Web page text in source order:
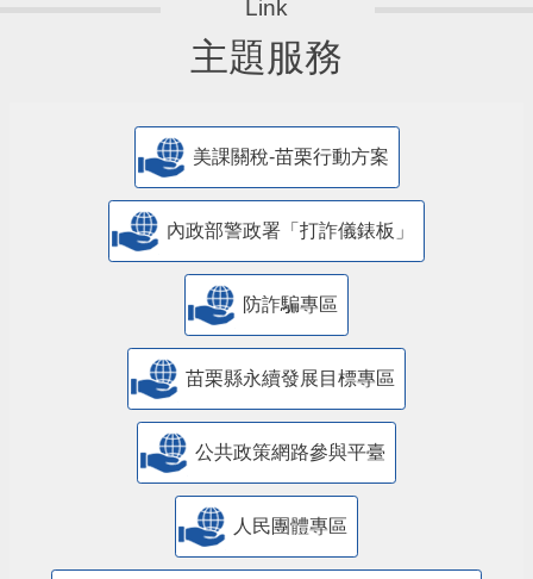
主題服務
美課關稅-苗栗行動方案
內政部警政署「打詐儀錶板」
防詐騙專區
苗栗縣永續發展目標專區
公共政策網路參與平臺
人民團體專區